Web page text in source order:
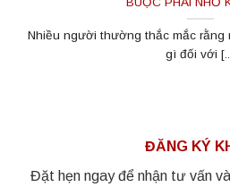
Nhiều người thường thắc mắc rằng
gì đối với
ĐĂNG KÝ
Đặt hẹn ngay để nhận tư vấn